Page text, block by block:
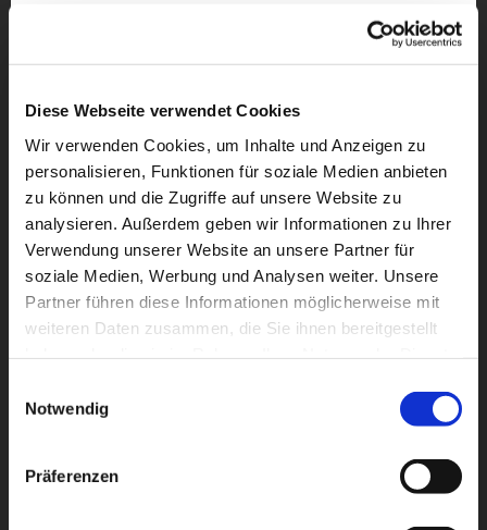
Diese Webseite verwendet Cookies
Wir verwenden Cookies, um Inhalte und Anzeigen zu
personalisieren, Funktionen für soziale Medien anbieten
zu können und die Zugriffe auf unsere Website zu
analysieren. Außerdem geben wir Informationen zu Ihrer
Verwendung unserer Website an unsere Partner für
soziale Medien, Werbung und Analysen weiter. Unsere
Partner führen diese Informationen möglicherweise mit
weiteren Daten zusammen, die Sie ihnen bereitgestellt
Notwendig
Präferenzen
Dies könnte Sie auch